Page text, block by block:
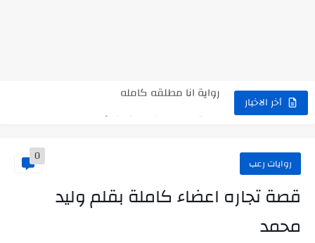
أخر الاخبار
رواية رجعت من السفر فجأه كامله
روايات رعب 0
قصة تجاره اعضاء كاملة بقلم وليد
محمد